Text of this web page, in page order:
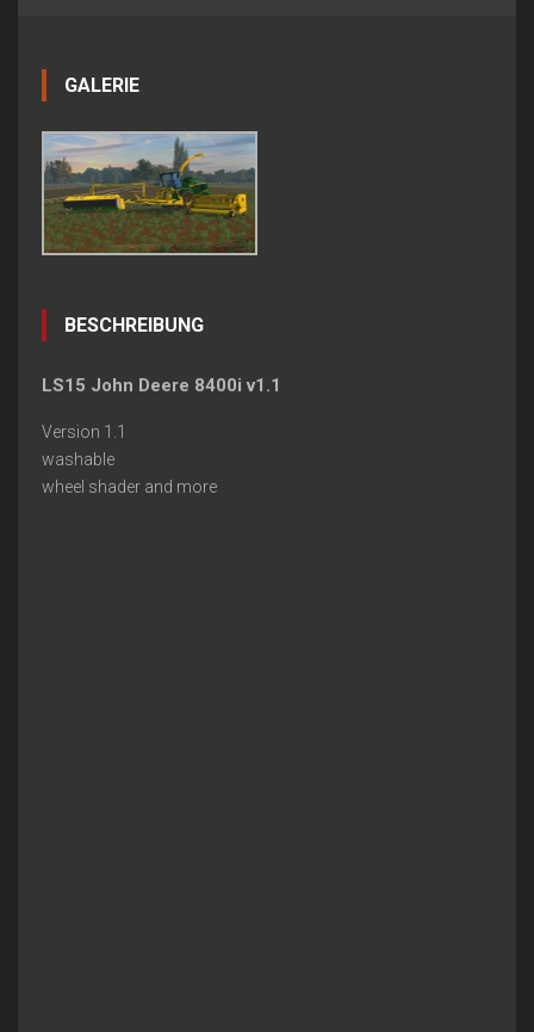
GALERIE
BESCHREIBUNG
LS15 John Deere 8400i v1.1
Version 1.1
washable
wheel shader and more